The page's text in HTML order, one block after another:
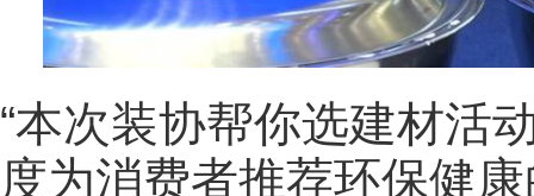
“本次装协帮你选建材活
度为消费者推荐环保健